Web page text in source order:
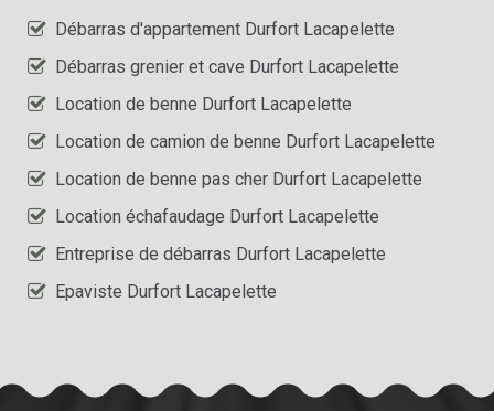
Débarras d'appartement Durfort Lacapelette
Débarras grenier et cave Durfort Lacapelette
Location de benne Durfort Lacapelette
Location de camion de benne Durfort Lacapelette
Location de benne pas cher Durfort Lacapelette
Location échafaudage Durfort Lacapelette
Entreprise de débarras Durfort Lacapelette
Epaviste Durfort Lacapelette